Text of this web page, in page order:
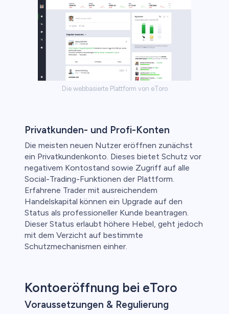
Die webbasierte Plattform von eToro
Privatkunden- und Profi-Konten
Die meisten neuen Nutzer eröffnen zunächst
ein Privatkundenkonto. Dieses bietet Schutz vor
negativem Kontostand sowie Zugriff auf alle
Social-Trading-Funktionen der Plattform.
Erfahrene Trader mit ausreichendem
Handelskapital können ein Upgrade auf den
Status als professioneller Kunde beantragen.
Dieser Status erlaubt höhere Hebel, geht jedoch
mit dem Verzicht auf bestimmte
Schutzmechanismen einher.
Kontoeröffnung bei eToro
Voraussetzungen & Regulierung